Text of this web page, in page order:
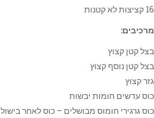
16 קציצות לא קטנות
מרכיבים:
בצל קטן קצוץ
בצל קטן נוסף קצוץ
גזר קצוץ
כוס עדשים חומות יבשות
כוס גרגירי חומוס מבושלים – כוס לאחר בישול